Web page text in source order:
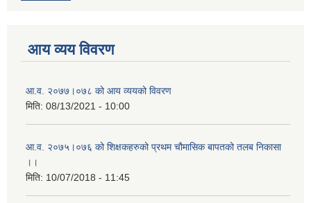
आय व्यय विवरण
आ.व. २०७७।०७८ को आय व्ययको विवरण
मिति: 08/13/2021 - 10:00
आ.व. २०७५।०७६ को शिक्षकहरुको प्रथम चौमासिक बापतको तलब निकासा
।।
मिति: 10/07/2018 - 11:45